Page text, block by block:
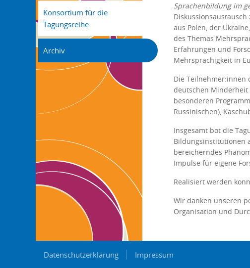
Konsortium für die
Tagungsreihe
Archiv
Sprachenbildung im
aus Polen, der
des Themas
Erfahrungen und
Mehrsprachigkeit in
Die
deutschen Minderheit
besonderen
Russinischen),
Insgesamt bot die
Bildungsinstitutionen
bereicherndes
Impulse für eigene
Realisiert werden
Wir danken unseren
Organisation und
Datenschutzerklärung Impressum